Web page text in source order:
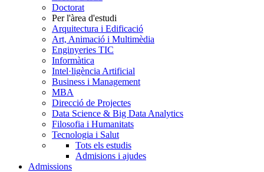
Doctorat
Per l'àrea d'estudi
Arquitectura i Edificació
Art, Animació i Multimèdia
Enginyeries TIC
Informàtica
Intel·ligència Artificial
Business i Management
MBA
Direcció de Projectes
Data Science & Big Data Analytics
Filosofia i Humanitats
Tecnologia i Salut
Tots els estudis
Admisions i ajudes
Admissions